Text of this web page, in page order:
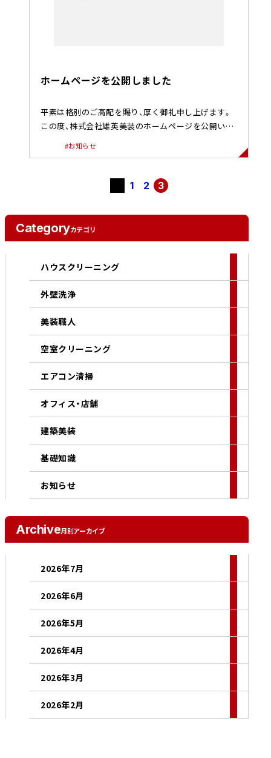
ホームページを公開しました
平素は格別のご高配を賜り、厚く御礼申し上げます。
この度、株式会社雄英美装のホームページを公開いた
#お知らせ
1 2 3
Categoryカテゴリ
ハウスクリーニング
外壁洗浄
美装職人
空室クリーニング
エアコン清掃
オフィス・店舗
建築美装
基礎知識
お知らせ
Archive月別アーカイブ
2026年7月
2026年6月
2026年5月
2026年4月
2026年3月
2026年2月